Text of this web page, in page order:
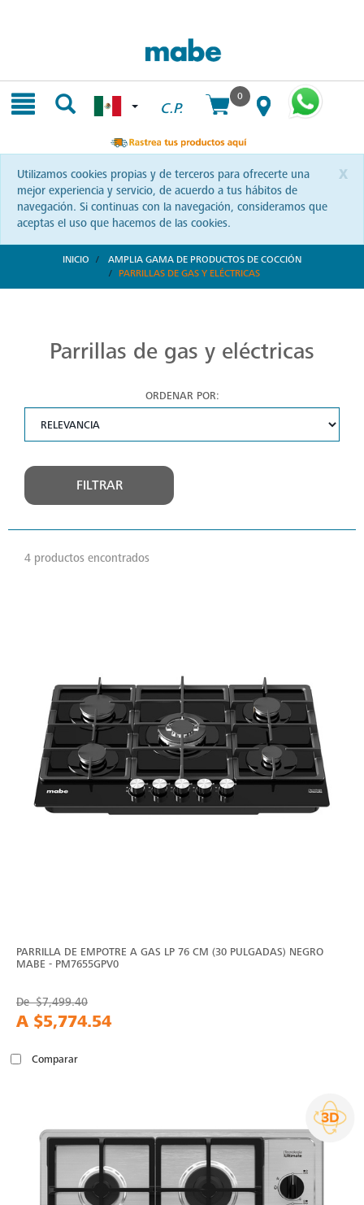
C.P.
0
x
Utilizamos cookies propias y de terceros para ofrecerte una
mejor experiencia y servicio, de acuerdo a tus hábitos de
navegación. Si continuas con la navegación, consideramos que
aceptas el uso que hacemos de las cookies.
INICIO
AMPLIA GAMA DE PRODUCTOS DE COCCIÓN
PARRILLAS DE GAS Y ELÉCTRICAS
Parrillas de gas y eléctricas
ORDENAR POR:
FILTRAR
4 productos encontrados
PARRILLA DE EMPOTRE A GAS LP 76 CM (30 PULGADAS) NEGRO
MABE - PM7655GPV0
De$7,499.40
A $5,774.54
Comparar